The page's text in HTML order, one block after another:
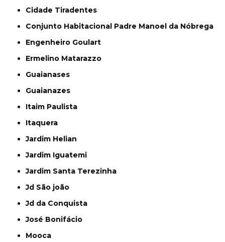
Cidade Tiradentes
Conjunto Habitacional Padre Manoel da Nóbrega
Engenheiro Goulart
Ermelino Matarazzo
Guaianases
Guaianazes
Itaim Paulista
Itaquera
Jardim Helian
Jardim Iguatemi
Jardim Santa Terezinha
Jd São joão
Jd da Conquista
José Bonifácio
Mooca